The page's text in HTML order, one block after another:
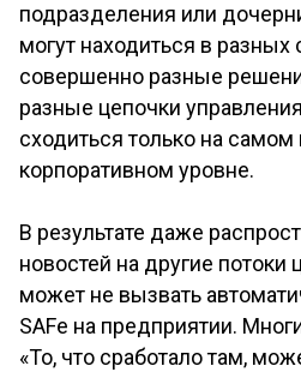
подразделения или
могут находиться в разных
совершенно разные
разные цепочки
сходиться только на
корпоративном уровне.
В результате даже
новостей на другие потоки
может не вызвать
SAFe на предприятии.
«То, что сработало там,